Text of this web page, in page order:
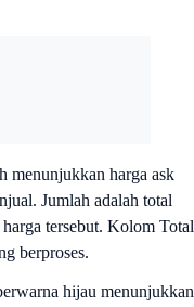
menunjukkan harga ask
Jumlah adalah total
tersebut. Kolom Total
berproses.
hijau menunjukkan